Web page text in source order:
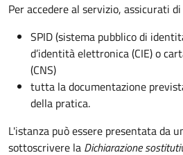
Per accedere al servizio, assicurati
SPID (sistema pubblico di
d’identità elettronica (CIE) o
(CNS)
tutta la documentazione
della pratica.
L'istanza può essere presentata da
sottoscrivere la Dichiarazione